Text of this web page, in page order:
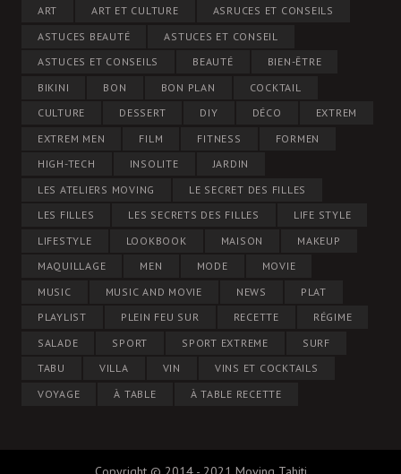
ART ART ET CULTURE
ASRUCES ET CONSEILS
ASTUCES BEAUTÉ
ASTUCES ET CONSEIL
ASTUCES ET CONSEILS
BEAUTÉ
BIEN-ÊTRE
BIKINI
BON BON PLAN
COCKTAIL
CULTURE
DESSERT DIY DÉCO
EXTREM
EXTREM MEN
FILM FITNESS
FORMEN
HIGH-TECH
INSOLITE
JARDIN
LES ATELIERS MOVING
LE SECRET DES FILLES
LES FILLES
LES SECRETS DES FILLES
LIFE STYLE
LIFESTYLE
LOOKBOOK MAISON
MAKEUP
MAQUILLAGE
MEN MODE
MOVIE
MUSIC
MUSIC AND MOVIE NEWS
PLAT
PLAYLIST
PLEIN FEU SUR RECETTE
RÉGIME
SALADE
SPORT SPORT EXTREME
SURF
TABU
VILLA VIN
VINS ET COCKTAILS
VOYAGE
À TABLE À TABLE RECETTE